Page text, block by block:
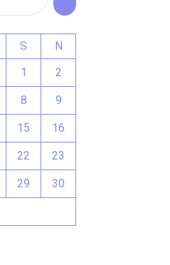
S
N
1
2
8 9
15 16
22 23
29 30